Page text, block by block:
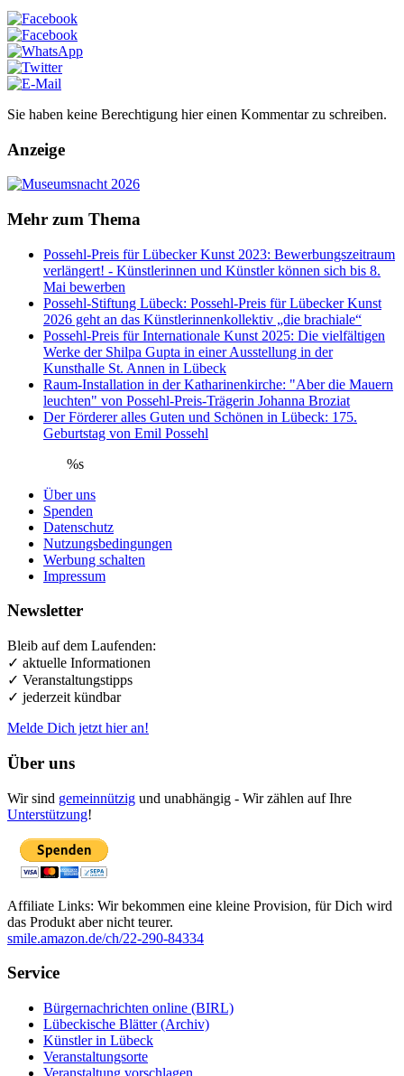
Sie haben keine Berechtigung hier einen Kommentar zu schreiben.
Anzeige
Mehr zum Thema
Possehl-Preis für Lübecker Kunst 2023: Bewerbungszeitraum
verlängert! - Künstlerinnen und Künstler können sich bis 8.
Mai bewerben
Possehl-Stiftung Lübeck: Possehl-Preis für Lübecker Kunst
2026 geht an das Künstlerinnenkollektiv „die brachiale“
Possehl-Preis für Internationale Kunst 2025: Die vielfältigen
Werke der Shilpa Gupta in einer Ausstellung in der
Kunsthalle St. Annen in Lübeck
Raum-Installation in der Katharinenkirche: "Aber die Mauern
leuchten" von Possehl-Preis-Trägerin Johanna Broziat
Der Förderer alles Guten und Schönen in Lübeck: 175.
Geburtstag von Emil Possehl
%s
Über uns
Spenden
Datenschutz
Nutzungsbedingungen
Werbung schalten
Impressum
Newsletter
Bleib auf dem Laufenden:
✓ aktuelle Informationen
✓ Veranstaltungstipps
✓ jederzeit kündbar
Melde Dich jetzt hier an!
Über uns
Wir sind gemeinnützig und unabhängig - Wir zählen auf Ihre
Unterstützung!
Affiliate Links: Wir bekommen eine kleine Provision, für Dich wird
das Produkt aber nicht teurer.
smile.amazon.de/ch/22-290-84334
Service
Bürgernachrichten online (BIRL)
Lübeckische Blätter (Archiv)
Künstler in Lübeck
Veranstaltungsorte
Veranstaltung vorschlagen